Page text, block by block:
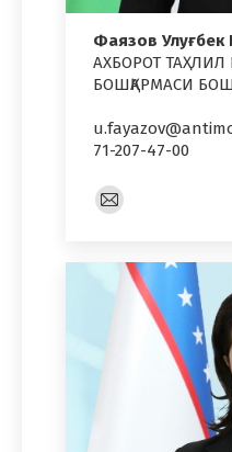
Фаязов
АХБОРОТ
БОШҚАРМАСИ
71-207-47-00
E-